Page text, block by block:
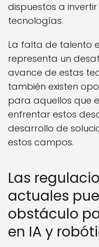
dispuestos a
tecnologías.
La falta de talento
representa un
avance de estas
también existen
para aquellos que
enfrentar estos
desarrollo de
estos campos.
Las
actuales
obstáculo
en IA y